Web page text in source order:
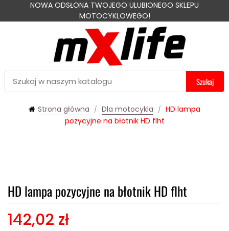
NOWA ODSŁONA TWOJEGO ULUBIONEGO SKLEPU
MOTOCYKLOWEGO!
Szukaj
Strona główna Dla motocykla
HD lampa
pozycyjne na błotnik HD flht
HD lampa pozycyjne na błotnik HD flht
142,02 zł